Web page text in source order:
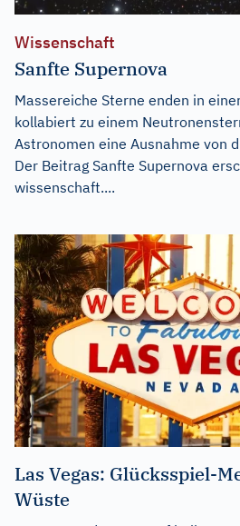
Wissenschaft
Sanfte Supernova
Massereiche Sterne enden in
kollabiert zu einem
Astronomen eine Ausnahme von
Der Beitrag Sanfte Supernova
wissenschaft....
Las Vegas: Glücksspiel-
Wüste